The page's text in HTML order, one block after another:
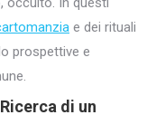
e dei rituali
prospettive e
di un